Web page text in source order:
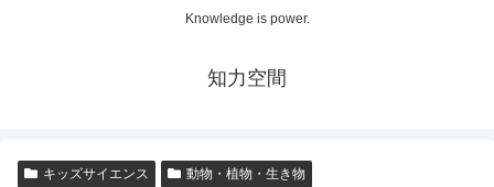
Knowledge is power.
知力空間
キッズサイエンス 動物・植物・生き物